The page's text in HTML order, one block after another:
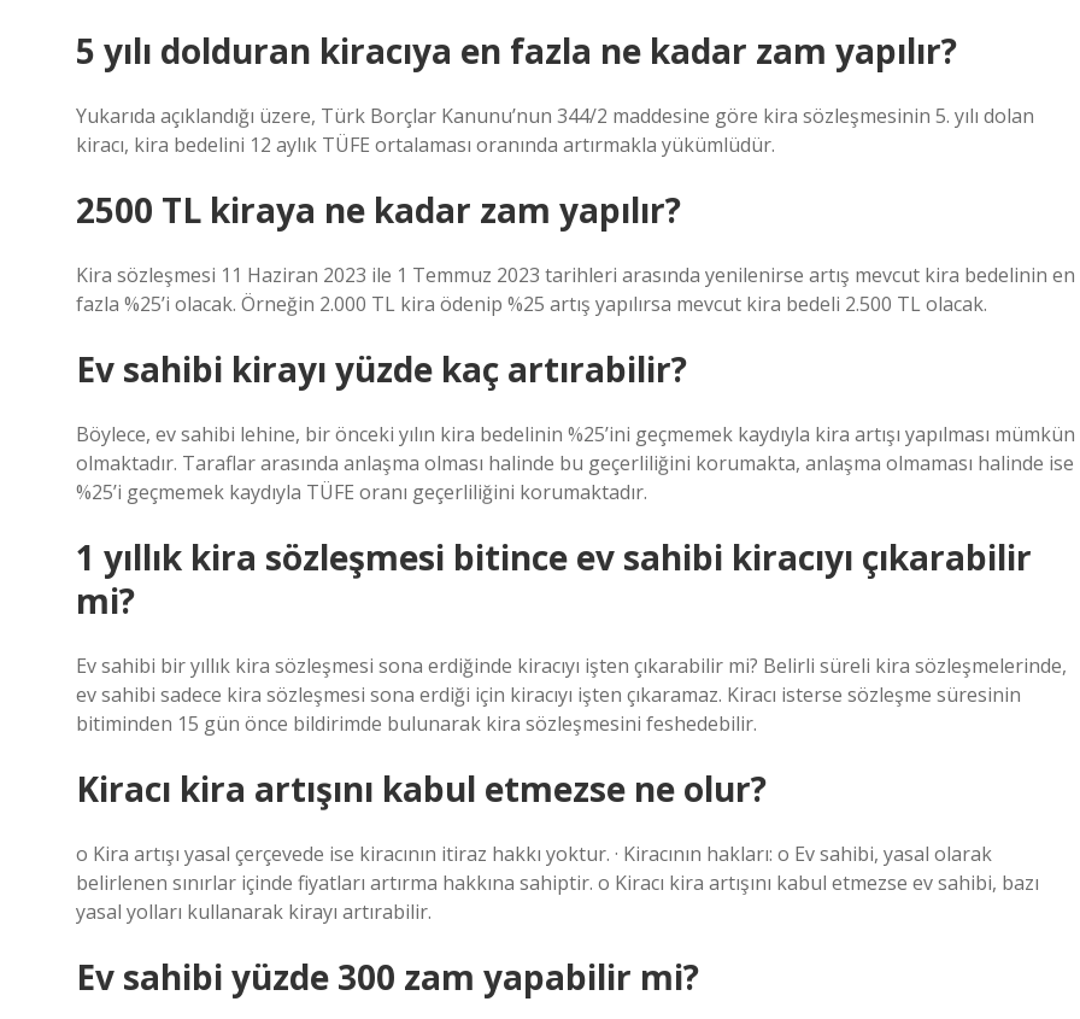
5 yılı dolduran kiracıya en fazla ne kadar zam yapılır?
Yukarıda açıklandığı üzere, Türk Borçlar Kanunu’nun 344/2 maddesine göre kira sözleşmesinin 5. yılı dolan
kiracı, kira bedelini 12 aylık TÜFE ortalaması oranında artırmakla yükümlüdür.
2500 TL kiraya ne kadar zam yapılır?
Kira sözleşmesi 11 Haziran 2023 ile 1 Temmuz 2023 tarihleri ​​arasında yenilenirse artış mevcut kira bedelinin en
fazla %25’i olacak. Örneğin 2.000 TL kira ödenip %25 artış yapılırsa mevcut kira bedeli 2.500 TL olacak.
Ev sahibi kirayı yüzde kaç artırabilir?
Böylece, ev sahibi lehine, bir önceki yılın kira bedelinin %25’ini geçmemek kaydıyla kira artışı yapılması mümkün
olmaktadır. Taraflar arasında anlaşma olması halinde bu geçerliliğini korumakta, anlaşma olmaması halinde ise
%25’i geçmemek kaydıyla TÜFE oranı geçerliliğini korumaktadır.
1 yıllık kira sözleşmesi bitince ev sahibi kiracıyı çıkarabilir
mi?
Ev sahibi bir yıllık kira sözleşmesi sona erdiğinde kiracıyı işten çıkarabilir mi? Belirli süreli kira sözleşmelerinde,
ev sahibi sadece kira sözleşmesi sona erdiği için kiracıyı işten çıkaramaz. Kiracı isterse sözleşme süresinin
bitiminden 15 gün önce bildirimde bulunarak kira sözleşmesini feshedebilir.
Kiracı kira artışını kabul etmezse ne olur?
o Kira artışı yasal çerçevede ise kiracının itiraz hakkı yoktur. · Kiracının hakları: o Ev sahibi, yasal olarak
belirlenen sınırlar içinde fiyatları artırma hakkına sahiptir. o Kiracı kira artışını kabul etmezse ev sahibi, bazı
yasal yolları kullanarak kirayı artırabilir.
Ev sahibi yüzde 300 zam yapabilir mi?